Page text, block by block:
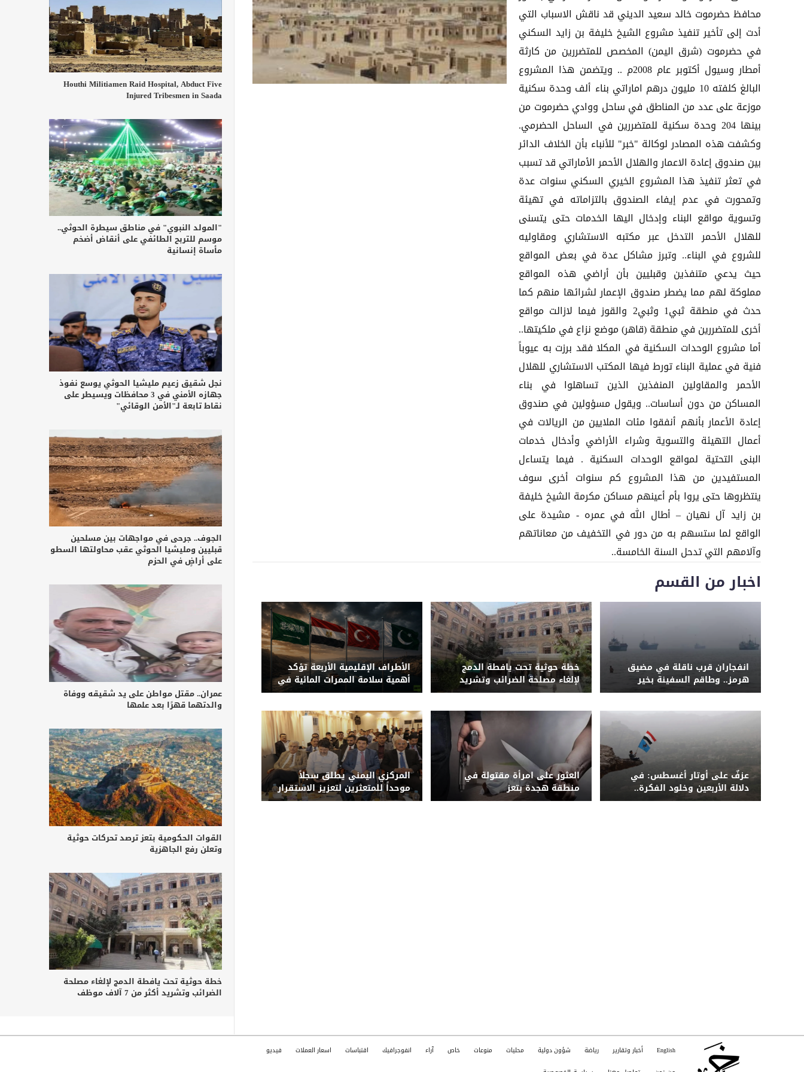
محافظ حضرموت خالد سعيد الديني قد ناقش الاسباب التي
أدت إلى تأخير تنفيذ مشروع الشيخ خليفة بن زايد السكني
في حضرموت (شرق اليمن) المخصص للمتضررين من كارثة
أمطار وسيول أكتوبر عام 2008م .. ويتضمن هذا المشروع
البالغ كلفته 10 مليون درهم اماراتي بناء ألف وحدة سكنية
موزعة على عدد من المناطق في ساحل ووادي حضرموت من
بينها 204 وحدة سكنية للمتضررين في الساحل الحضرمي.
وكشفت هذه المصادر لوكالة "خبر" للأنباء بأن الخلاف الدائر
بين صندوق إعادة الاعمار والهلال الأحمر الأماراتي قد تسبب
في تعثر تنفيذ هذا المشروع الخيري السكني سنوات عدة
وتمحورت في عدم إيفاء الصندوق بالتزاماته في تهيئة
وتسوية مواقع البناء وإدخال اليها الخدمات حتى يتسنى
للهلال الأحمر التدخل عبر مكتبه الاستشاري ومقاوليه
للشروع في البناء.. وتبرز مشاكل عدة في بعض المواقع
حيث يدعي متنفذين وقبليين بأن أراضي هذه المواقع
مملوكة لهم مما يضطر صندوق الإعمار لشرائها منهم كما
حدث في منطقة ثبي1 وثبي2 والقوز فيما لازالت مواقع
أخرى للمتضررين في منطقة (قاهر) موضع نزاع في ملكيتها..
أما مشروع الوحدات السكنية في المكلا فقد برزت به عيوباً
فنية في عملية البناء تورط فيها المكتب الاستشاري للهلال
الأحمر والمقاولين المنفذين الذين تساهلوا في بناء
المساكن من دون أساسات.. ويقول مسؤولين في صندوق
إعادة الأعمار بأنهم أنفقوا مئات الملايين من الريالات في
أعمال التهيئة والتسوية وشراء الأراضي وأدخال خدمات
البنى التحتية لمواقع الوحدات السكنية . فيما يتساءل
المستفيدين من هذا المشروع كم سنوات أخرى سوف
ينتظروها حتى يروا بأم أعينهم مساكن مكرمة الشيخ خليفة
بن زايد آل نهيان – أطال الله في عمره - مشيدة على
الواقع لما ستسهم به من دور في التخفيف من معاناتهم
وآلامهم التي تدحل السنة الخامسة..
اخبار من القسم
انفجاران قرب ناقلة في مضيق
هرمز.. وطاقم السفينة بخير
خطة حوثية تحت يافطة الدمج
لإلغاء مصلحة الضرائب وتشريد
أكثر من 7 آلاف موظف
الأطراف الإقليمية الأربعة تؤكد
أهمية سلامة الممرات المائية في
باب المندب
عزفٌ على أوتار أغسطس: في
دلالة الأربعين وخلود الفكرة..
"المؤتمر" حادي الميثاق ورافعة
العثور على امرأة مقتولة في
منطقة هجدة بتعز
المركزي اليمني يطلق سجلاً
موحداً للمتعثرين لتعزيز الاستقرار
المالي والحد من المخاطر
Houthi Militiamen Raid Hospital, Abduct Five
Injured Tribesmen in Saada
"المولد النبوي" في مناطق سيطرة الحوثي..
موسم للتربح الطائفي على أنقاض أضخم
مأساة إنسانية
نجل شقيق زعيم مليشيا الحوثي يوسع نفوذ
جهازه الأمني في 3 محافظات ويسيطر على
نقاط تابعة لـ"الأمن الوقائي"
الجوف.. جرحى في مواجهات بين مسلحين
قبليين ومليشيا الحوثي عقب محاولتها السطو
على أراضٍ في الحزم
عمران.. مقتل مواطن على يد شقيقه ووفاة
والدتهما قهرًا بعد علمها
القوات الحكومية بتعز ترصد تحركات حوثية
وتعلن رفع الجاهزية
خطة حوثية تحت يافطة الدمج لإلغاء مصلحة
الضرائب وتشريد أكثر من 7 آلاف موظف
English أخبار وتقارير رياضة شؤون دولية محليات منوعات خاص آراء انفوجرافيك اقتباسات اسعار العملات فيديو